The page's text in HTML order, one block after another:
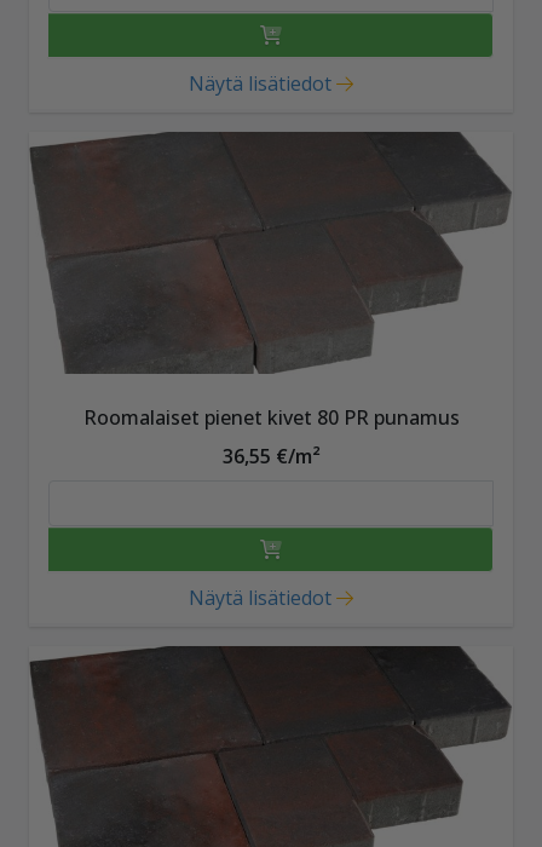
Näytä lisätiedot
Roomalaiset pienet kivet 80 PR punamus
36,55 €/m²
Näytä lisätiedot